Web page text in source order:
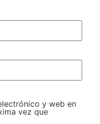
y web en
vez que